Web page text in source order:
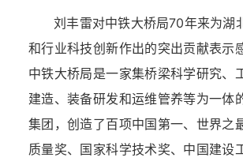
刘丰雷对中铁大桥局70年来为湖
和行业科技创新作出的突出贡献表示
中铁大桥局是一家集桥梁科学研究、
建造、装备研发和运维管养等为一体
集团，创造了百项中国第一、世界之
质量奖、国家科学技术奖、中国建设